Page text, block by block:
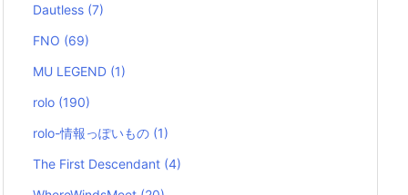
Dautless (7)
FNO (69)
MU LEGEND (1)
rolo (190)
rolo-情報っぽいもの (1)
The First Descendant (4)